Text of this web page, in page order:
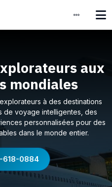
aux
mondiales
à des destinations
de voyage intelligentes, des
personnalisées pour des
dans le monde entier.
618-0884